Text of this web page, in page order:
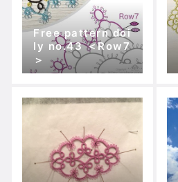
Free pattern doi
ly no.43 ＜Row7
＞